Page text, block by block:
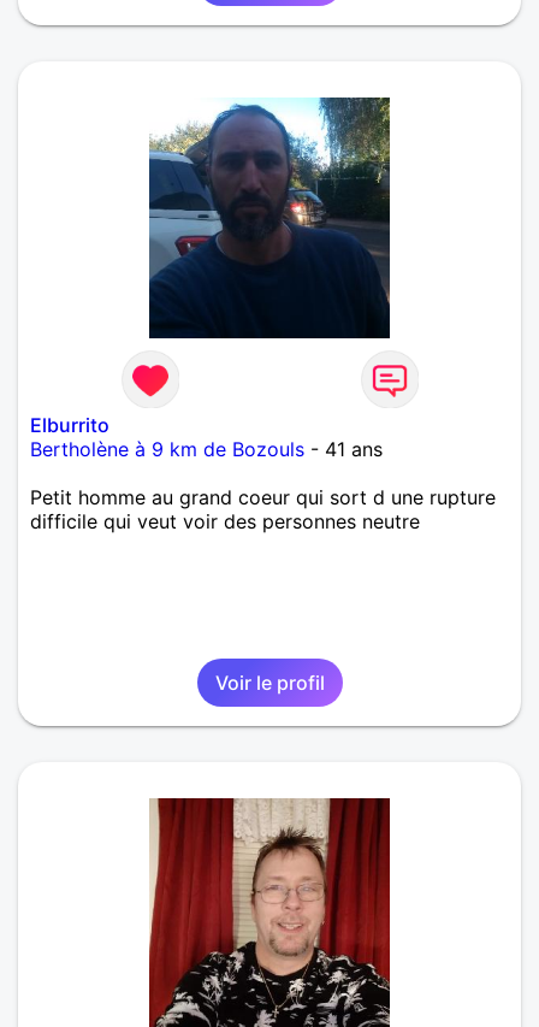
Elburrito
Bertholène à 9 km de Bozouls - 41 ans
Petit homme au grand coeur qui sort d une rupture
difficile qui veut voir des personnes neutre
Voir le profil